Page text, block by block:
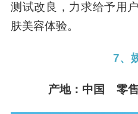
测试改良，力求给予用
肤美容体验。
7、
产地：中国 零